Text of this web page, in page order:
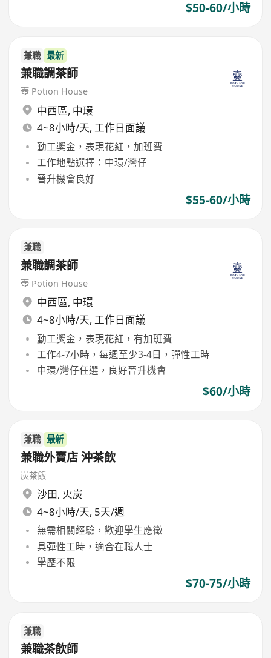
$50-60/小時
兼職 最新
兼職調茶師
壺 Potion House
中西區, 中環
4~8小時/天, 工作日面議
勤工獎金，表現花紅，加班費
工作地點選擇：中環/灣仔
晉升機會良好
$55-60/小時
兼職
兼職調茶師
壺 Potion House
中西區, 中環
4~8小時/天, 工作日面議
勤工獎金，表現花紅，有加班費
工作4-7小時，每週至少3-4日，彈性工時
中環/灣仔任選，良好晉升機會
$60/小時
兼職 最新
兼職外賣店 沖茶飲
炭茶飯
沙田, 火炭
4~8小時/天, 5天/週
無需相關經驗，歡迎學生應徵
具彈性工時，適合在職人士
學歷不限
$70-75/小時
兼職
兼職茶飲師